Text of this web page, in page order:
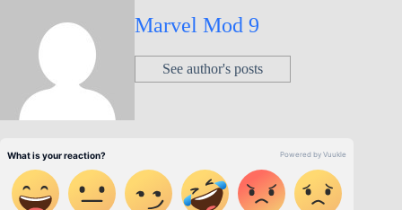
Marvel Mod 9
See author's posts